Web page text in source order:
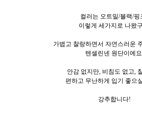
컬러는 오트밀/블랙/핑
이렇게 세가지로 나왔
가볍고 찰랑하면서 자연스러운
텐셀린넨 원단이에요.
안감 없지만, 비침도 없고,
편하고 무난하게 입기 좋으
강추합니다!